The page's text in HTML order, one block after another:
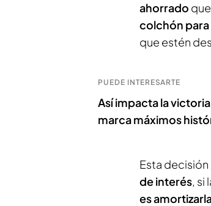
ahorrado
colchón
que estén
PUEDE INTERESARTE
Así impacta la
marca máximos
Esta
de interés, si
es